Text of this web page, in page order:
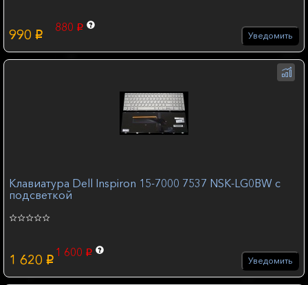
990 p
880 p
Уведомить
Клавиатура Dell Inspiron 15-7000 7537 NSK-LG0BW с
подсветкой
1 620 p
1 600 p
Уведомить